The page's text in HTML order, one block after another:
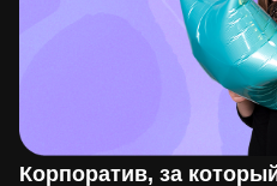
Корпоратив, за